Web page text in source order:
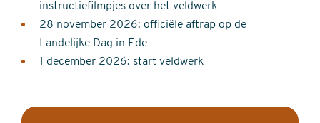
instructiefilmpjes over het veldwerk
28 november 2026: officiële aftrap op de
Landelijke Dag in Ede
1 december 2026: start veldwerk